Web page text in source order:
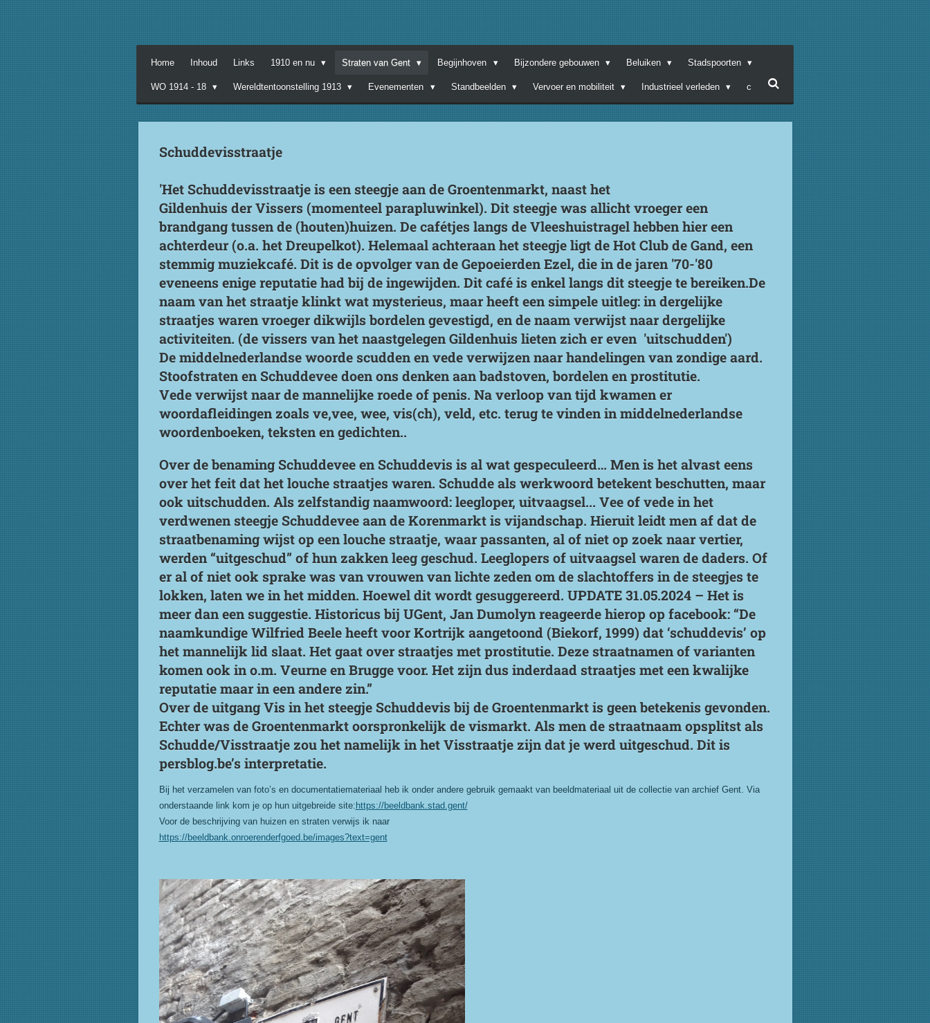
Home Inhoud Links 1910 en nu Straten van Gent Begijnhoven Bijzondere gebouwen Beluiken Stadspoorten
WO 1914 - 18 Wereldtentoonstelling 1913 Evenementen Standbeelden Vervoer en mobiliteit Industrieel verleden c
Schuddevisstraatje
'Het Schuddevisstraatje is een steegje aan de Groentenmarkt, naast het
Gildenhuis der Vissers (momenteel parapluwinkel). Dit steegje was allicht vroeger een
brandgang tussen de (houten)huizen. De cafétjes langs de Vleeshuistragel hebben hier een
achterdeur (o.a. het Dreupelkot). Helemaal achteraan het steegje ligt de Hot Club de Gand, een
stemmig muziekcafé. Dit is de opvolger van de Gepoeierden Ezel, die in de jaren '70-'80
eveneens enige reputatie had bij de ingewijden. Dit café is enkel langs dit steegje te bereiken.De
naam van het straatje klinkt wat mysterieus, maar heeft een simpele uitleg: in dergelijke
straatjes waren vroeger dikwijls bordelen gevestigd, en de naam verwijst naar dergelijke
activiteiten. (de vissers van het naastgelegen Gildenhuis lieten zich er even 'uitschudden')
De middelnederlandse woorde scudden en vede verwijzen naar handelingen van zondige aard.
Stoofstraten en Schuddevee doen ons denken aan badstoven, bordelen en prostitutie.
Vede verwijst naar de mannelijke roede of penis. Na verloop van tijd kwamen er
woordafleidingen zoals ve,vee, wee, vis(ch), veld, etc. terug te vinden in middelnederlandse
woordenboeken, teksten en gedichten..
Over de benaming Schuddevee en Schuddevis is al wat gespeculeerd… Men is het alvast eens
over het feit dat het louche straatjes waren. Schudde als werkwoord betekent beschutten, maar
ook uitschudden. Als zelfstandig naamwoord: leegloper, uitvaagsel... Vee of vede in het
verdwenen steegje Schuddevee aan de Korenmarkt is vijandschap. Hieruit leidt men af dat de
straatbenaming wijst op een louche straatje, waar passanten, al of niet op zoek naar vertier,
werden “uitgeschud” of hun zakken leeg geschud. Leeglopers of uitvaagsel waren de daders. Of
er al of niet ook sprake was van vrouwen van lichte zeden om de slachtoffers in de steegjes te
lokken, laten we in het midden. Hoewel dit wordt gesuggereerd. UPDATE 31.05.2024 – Het is
meer dan een suggestie. Historicus bij UGent, Jan Dumolyn reageerde hierop op facebook: “De
naamkundige Wilfried Beele heeft voor Kortrijk aangetoond (Biekorf, 1999) dat ‘schuddevis’ op
het mannelijk lid slaat. Het gaat over straatjes met prostitutie. Deze straatnamen of varianten
komen ook in o.m. Veurne en Brugge voor. Het zijn dus inderdaad straatjes met een kwalijke
reputatie maar in een andere zin.”
Over de uitgang Vis in het steegje Schuddevis bij de Groentenmarkt is geen betekenis gevonden.
Echter was de Groentenmarkt oorspronkelijk de vismarkt. Als men de straatnaam opsplitst als
Schudde/Visstraatje zou het namelijk in het Visstraatje zijn dat je werd uitgeschud. Dit is
persblog.be’s interpretatie.
Bij het verzamelen van foto’s en documentatiemateriaal heb ik onder andere gebruik gemaakt van beeldmateriaal uit de collectie van archief Gent. Via
onderstaande link kom je op hun uitgebreide site:https://beeldbank.stad.gent/
Voor de beschrijving van huizen en straten verwijs ik naar
https://beeldbank.onroerenderfgoed.be/images?text=gent